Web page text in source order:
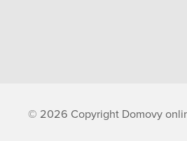
© 2026 Copyright Domovy